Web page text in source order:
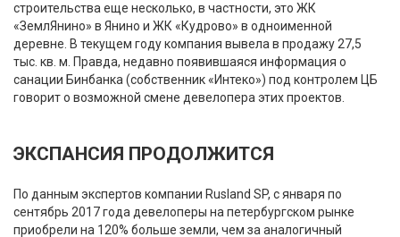
строительства еще несколько, в частности, это ЖК
«ЗемлЯнино» в Янино и ЖК «Кудрово» в одноименной
деревне. В текущем году компания вывела в продажу 27,5
тыс. кв. м. Правда, недавно появившаяся информация о
санации Бинбанка (собственник «Интеко») под контролем ЦБ
говорит о возможной смене девелопера этих проектов.
ЭКСПАНСИЯ ПРОДОЛЖИТСЯ
По данным экспертов компании Rusland SP, с января по
сентябрь 2017 года девелоперы на петербургском рынке
приобрели на 120% больше земли, чем за аналогичный